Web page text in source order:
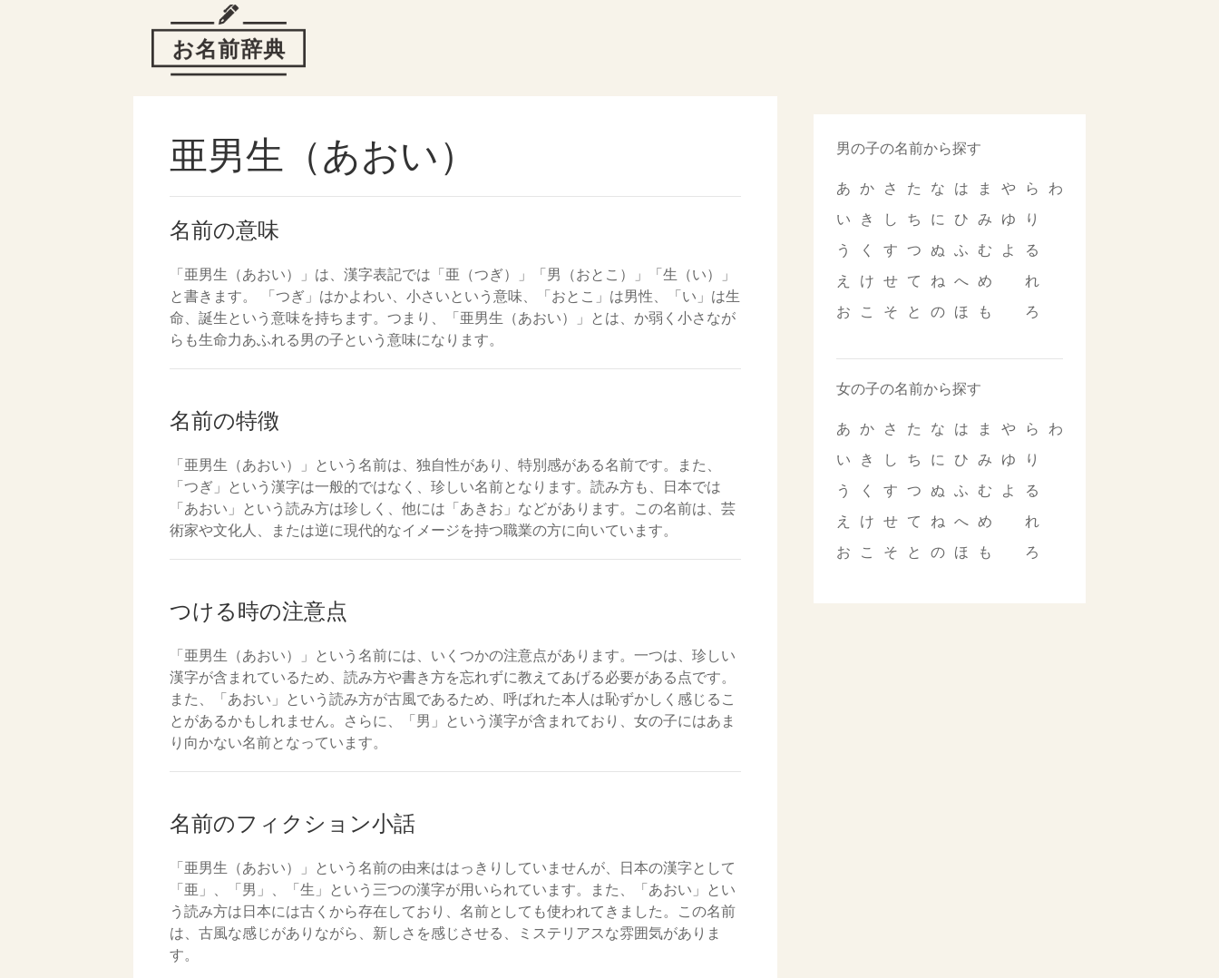
亜男生（あおい）
名前の意味
「亜男生（あおい）」は、漢字表記では「亜（つぎ）」「男（おとこ）」「生（い）」
と書きます。 「つぎ」はかよわい、小さいという意味、「おとこ」は男性、「い」は生
命、誕生という意味を持ちます。つまり、「亜男生（あおい）」とは、か弱く小さなが
らも生命力あふれる男の子という意味になります。
名前の特徴
「亜男生（あおい）」という名前は、独自性があり、特別感がある名前です。また、
「つぎ」という漢字は一般的ではなく、珍しい名前となります。読み方も、日本では
「あおい」という読み方は珍しく、他には「あきお」などがあります。この名前は、芸
術家や文化人、または逆に現代的なイメージを持つ職業の方に向いています。
つける時の注意点
「亜男生（あおい）」という名前には、いくつかの注意点があります。一つは、珍しい
漢字が含まれているため、読み方や書き方を忘れずに教えてあげる必要がある点です。
また、「あおい」という読み方が古風であるため、呼ばれた本人は恥ずかしく感じるこ
とがあるかもしれません。さらに、「男」という漢字が含まれており、女の子にはあま
り向かない名前となっています。
名前のフィクション小話
「亜男生（あおい）」という名前の由来ははっきりしていませんが、日本の漢字として
「亜」、「男」、「生」という三つの漢字が用いられています。また、「あおい」とい
う読み方は日本には古くから存在しており、名前としても使われてきました。この名前
は、古風な感じがありながら、新しさを感じさせる、ミステリアスな雰囲気がありま
す。
男の子の名前から探す
あ
い
う
え
お
か
き
く
け
こ
さ
し
す
せ
そ
た
ち
つ
て
と
な
に
ぬ
ね
の
は
ひ
ふ
へ
ほ
ま
み
む
め
も
や
ゆ
よ
ら
り
る
れ
ろ
わ
女の子の名前から探す
あ
い
う
え
お
か
き
く
け
こ
さ
し
す
せ
そ
た
ち
つ
て
と
な
に
ぬ
ね
の
は
ひ
ふ
へ
ほ
ま
み
む
め
も
や
ゆ
よ
ら
り
る
れ
ろ
わ